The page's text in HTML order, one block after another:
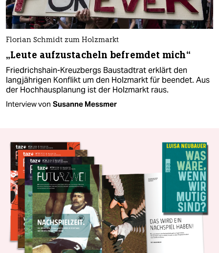
Florian Schmidt zum Holzmarkt
„Leute aufzustacheln befremdet mich“
Friedrichshain-Kreuzbergs Baustadtrat erklärt den
langjährigen Konflikt um den Holzmarkt für beendet. Aus
der Hochhausplanung ist der Holzmarkt raus.
Interview von Susanne Messmer